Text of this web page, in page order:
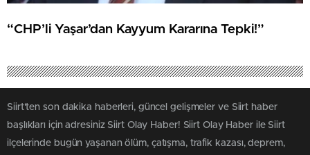
“CHP’li Yaşar’dan Kayyum Kararına Tepki!”
Siirt'ten son dakika haberleri, güncel gelişmeler ve Siirt haber
başlıkları için adresiniz Siirt Olay Haber! Siirt Olay Haber ile Siirt
ilçelerinde bugün yaşanan ölüm, çatışma, trafik kazası, deprem,